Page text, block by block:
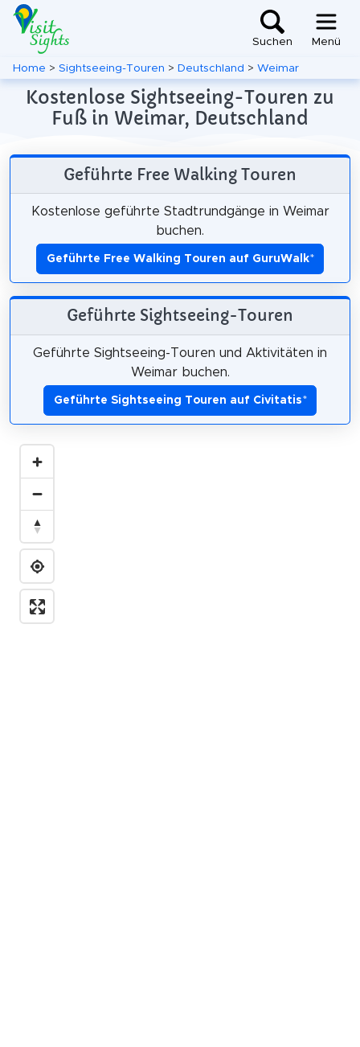
Suchen Menü
Home > Sightseeing-Touren > Deutschland > Weimar
Kostenlose Sightseeing-Touren zu
Fuß in Weimar, Deutschland
Geführte Free Walking Touren
Kostenlose geführte Stadtrundgänge in Weimar
buchen.
Geführte Free Walking Touren auf GuruWalk*
Geführte Sightseeing-Touren
Geführte Sightseeing-Touren und Aktivitäten in
Weimar buchen.
Geführte Sightseeing Touren auf Civitatis*